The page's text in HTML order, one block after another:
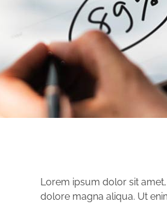
Lorem ipsum dolor sit
dolore magna aliqua. Ut